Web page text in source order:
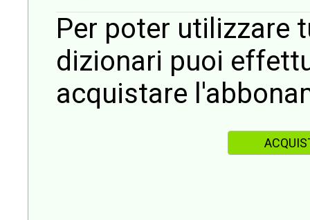
Per poter utilizzare
dizionari puoi
acquistare